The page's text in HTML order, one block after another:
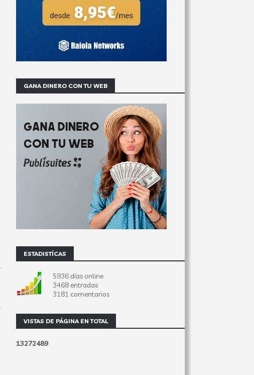
GANA DINERO CON TU WEB
ESTADISTÍCAS
5936 días online
3468 entradas
3181 comentarios
VISTAS DE PÁGINA EN TOTAL
13272489